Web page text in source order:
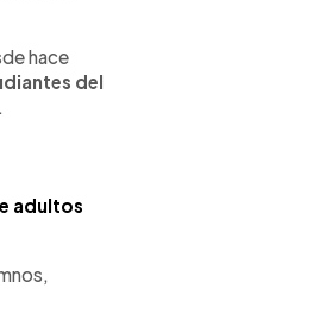
hace
del
adultos